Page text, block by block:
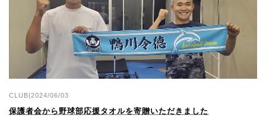
CLUB|2024/06/03
保護者会から野球部応援タオルを寄贈いただきました